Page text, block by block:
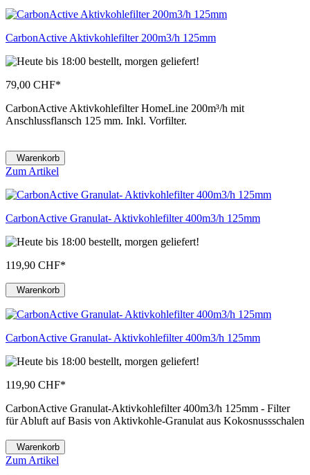
CarbonActive Aktivkohlefilter 200m3/h 125mm
79,00 CHF*
CarbonActive Aktivkohlefilter HomeLine 200m³/h mit
Anschlussflansch 125 mm. Inkl. Vorfilter.
Warenkorb
Zum Artikel
CarbonActive Granulat- Aktivkohlefilter 400m3/h 125mm
119,90 CHF*
Warenkorb
CarbonActive Granulat- Aktivkohlefilter 400m3/h 125mm
119,90 CHF*
CarbonActive Granulat-Aktivkohlefilter 400m3/h 125mm - Filter
für Abluft auf Basis von Aktivkohle-Granulat aus Kokosnussschalen
Warenkorb
Zum Artikel